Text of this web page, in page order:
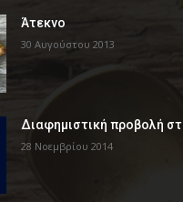
Άτεκνο
30 Αυγούστου 2013
Διαφημιστική προβολή
28 Νοεμβρίου 2014